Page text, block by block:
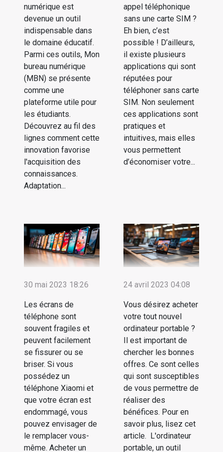
numérique est
devenue un outil
indispensable dans
le domaine éducatif.
Parmi ces outils, Mon
bureau numérique
(MBN) se présente
comme une
plateforme utile pour
les étudiants.
Découvrez au fil des
lignes comment cette
innovation favorise
l'acquisition des
connaissances.
Adaptation...
appel téléphonique
sans une carte SIM ?
Eh bien, c’est
possible ! D’ailleurs,
il existe plusieurs
applications qui sont
réputées pour
téléphoner sans carte
SIM. Non seulement
ces applications sont
pratiques et
intuitives, mais elles
vous permettent
d’économiser votre...
30 mai 2023 18:26
Les écrans de
téléphone sont
souvent fragiles et
peuvent facilement
se fissurer ou se
briser. Si vous
possédez un
téléphone Xiaomi et
que votre écran est
endommagé, vous
pouvez envisager de
le remplacer vous-
même. Acheter un
24 avril 2023 04:08
Vous désirez acheter
votre tout nouvel
ordinateur portable ?
Il est important de
chercher les bonnes
offres. Ce sont celles
qui sont susceptibles
de vous permettre de
réaliser des
bénéfices. Pour en
savoir plus, lisez cet
article. L'ordinateur
portable, un outil